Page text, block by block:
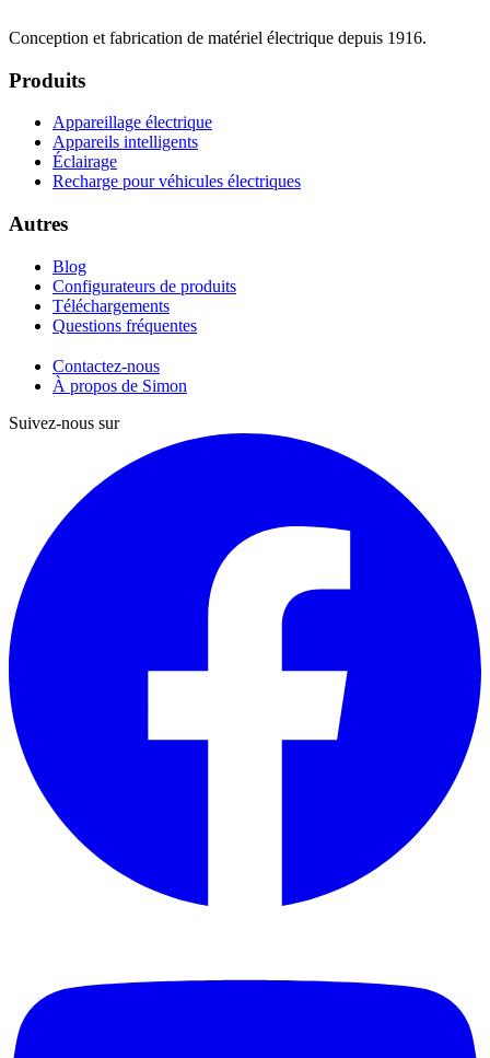
Conception et fabrication de matériel électrique depuis 1916.
Produits
Appareillage électrique
Appareils intelligents
Éclairage
Recharge pour véhicules électriques
Autres
Blog
Configurateurs de produits
Téléchargements
Questions fréquentes
Contactez-nous
À propos de Simon
Suivez-nous sur